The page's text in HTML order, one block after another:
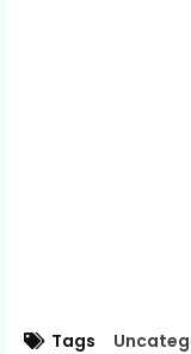
Tags